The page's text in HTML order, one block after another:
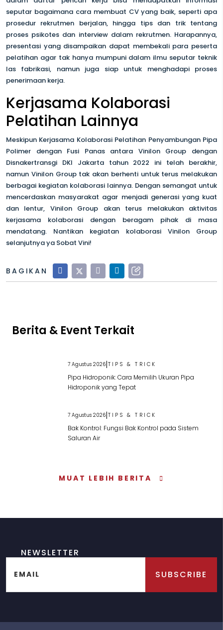
seputar bagaimana cara membuat CV yang baik, seperti apa
prosedur rekrutmen berjalan, hingga tips dan trik tentang
proses psikotes dan interview dalam rekrutmen. Harapannya,
presentasi yang disampaikan dapat membekali para peserta
pelatihan agar tak hanya mumpuni dalam ilmu seputar teknik
las fabrikasi, namun juga siap untuk menghadapi proses
penerimaan kerja.
Kerjasama Kolaborasi
Pelatihan Lainnya
Meskipun Kerjasama Kolaborasi Pelatihan Penyambungan Pipa
Polimer dengan Fusi Panas antara Vinilon Group dengan
Disnakertransgi DKI Jakarta tahun 2022 ini telah berakhir,
namun Vinilon Group tak akan berhenti untuk terus melakukan
berbagai kegiatan kolaborasi lainnya. Dengan semangat untuk
mencerdaskan masyarakat agar menjadi generasi yang kuat
dan lentur, Vinilon Group akan terus melakukan aktivitas
kerjasama kolaborasi dengan beragam pihak di masa
mendatang. Nantikan kegiatan kolaborasi Vinilon Group
selanjutnya ya Sobat Vini!
BAGIKAN
Berita & Event Terkait
7 Agustus 2026|TIPS & TRICK
Pipa Hidroponik: Cara Memilih Ukuran Pipa
Hidroponik yang Tepat
7 Agustus 2026|TIPS & TRICK
Bak Kontrol: Fungsi Bak Kontrol pada Sistem
Saluran Air
MUAT LEBIH BERITA
NEWSLETTER
EMAIL SUBSCRIBE